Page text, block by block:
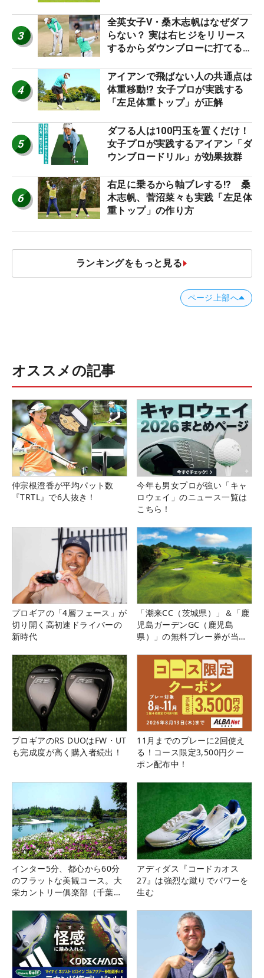
3
全英女子V・桑木志帆はなぜダフ
らない？ 実は右ヒジをリリース
するからダウンブローに打てる #
4
アイアンで飛ばない人の共通点は
体重移動!? 女子プロが実践する
「左足体重トップ」が正解
5
ダフる人は100円玉を置くだけ！
女子プロが実践するアイアン「ダ
ウンブロードリル」が効果抜群
6
右足に乗るから軸ブレする!? 桑
木志帆、菅沼菜々も実践「左足体
重トップ」の作り方
ランキングをもっと見る
ページ上部へ
オススメの記事
仲宗根澄香が平均パット数
『TRTL』で6人抜き！
今年も男女プロが強い「キャ
ロウェイ」のニュース一覧は
こちら！
プロギアの「4層フェース」が
切り開く高初速ドライバーの
新時代
「潮来CC（茨城県）」＆「鹿
児島ガーデンGC（鹿児島
県）」の無料プレー券が当た
プロギアのRS DUOはFW・UT
も完成度が高く購入者続出！
11月までのプレーに2回使え
る！コース限定3,500円クー
ポン配布中！
インター5分、都心から60分
のフラットな美観コース。大
栄カントリー俱楽部（千葉
アディダス『コードカオス
27』は強烈な蹴りでパワーを
生む